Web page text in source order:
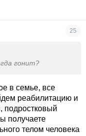
25
гонит?
в семье, все
реабилитацию и
подростковый
получаете
телом человека